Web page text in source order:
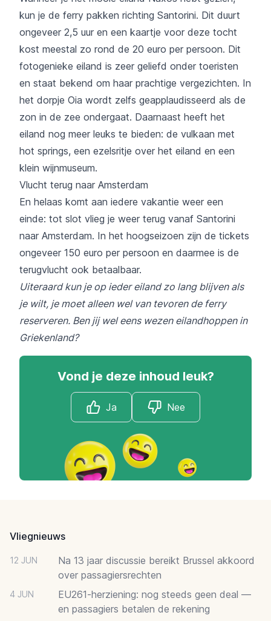
kun je de ferry pakken richting Santorini. Dit duurt
ongeveer 2,5 uur en een kaartje voor deze tocht
kost meestal zo rond de 20 euro per persoon. Dit
fotogenieke eiland is zeer geliefd onder toeristen
en staat bekend om haar prachtige vergezichten. In
het dorpje Oia wordt zelfs geapplaudisseerd als de
zon in de zee ondergaat. Daarnaast heeft het
eiland nog meer leuks te bieden: de vulkaan met
hot springs, een ezelsritje over het eiland en een
klein wijnmuseum.
Vlucht terug naar Amsterdam
En helaas komt aan iedere vakantie weer een
einde: tot slot vlieg je weer terug vanaf Santorini
naar Amsterdam. In het hoogseizoen zijn de tickets
ongeveer 150 euro per persoon en daarmee is de
terugvlucht ook betaalbaar.
Uiteraard kun je op ieder eiland zo lang blijven als
je wilt, je moet alleen wel van tevoren de ferry
reserveren. Ben jij wel eens wezen eilandhoppen in
Griekenland?
Vond je deze inhoud leuk?
Ja Nee
Vliegnieuws
12 JUN
Na 13 jaar discussie bereikt Brussel akkoord
over passagiersrechten
4 JUN
EU261-herziening: nog steeds geen deal —
en passagiers betalen de rekening